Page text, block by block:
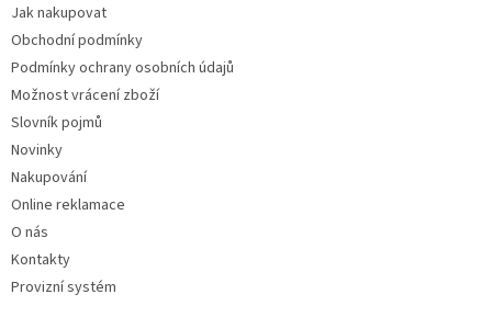
Jak nakupovat
Obchodní podmínky
Podmínky ochrany osobních údajů
Možnost vrácení zboží
Slovník pojmů
Novinky
Nakupování
Online reklamace
O nás
Kontakty
Provizní systém